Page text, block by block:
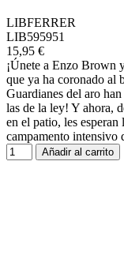
LIBFERRER
LIB595951
15,95 €
¡Únete a Enzo Brown
que ya ha coronado al
Guardianes del aro
las de la ley! Y ahora,
en el patio, les esperan
campamento intensivo
Añadir al carrito